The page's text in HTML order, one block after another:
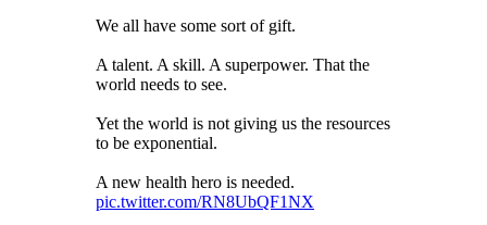
We all have some sort of gift.
A talent. A skill. A superpower. That the
world needs to see.
Yet the world is not giving us the resources
to be exponential.
A new health hero is needed.
pic.twitter.com/RN8UbQF1NX